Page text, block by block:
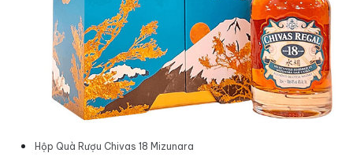
Hộp Quà Rượu Chivas 18 Mizunara